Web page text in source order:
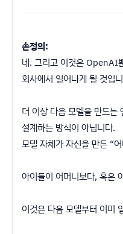
손정의:
네. 그리고 이것은 OpenAI
회사에서 일어나게 될 것입
더 이상 다음 모델을 만드는
설계하는 방식이 아닙니다.
모델 자체가 자신을 만든 “
아이들이 어머니보다, 혹은
이것은 다음 모델부터 이미